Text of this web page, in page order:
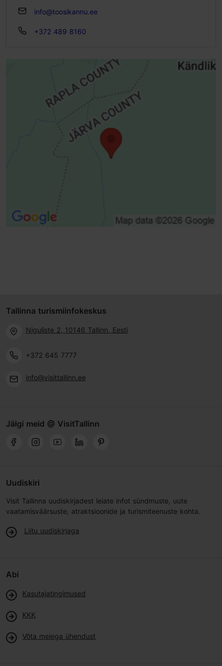
info@toosikannu.ee
+372 489 8160
Tallinna turismiinfokeskus
Niguliste 2, 10146 Tallinn, Eesti
+372 645 7777
info@visittallinn.ee
Jälgi meid @ VisitTallinn
Uudiskiri
Visit Tallinna uudiskirjadest leiate infot sündmuste, uute
vaatamisväärsuste, atraktsioonide ja turismiteenuste kohta.
Liitu uudiskirjaga
Abi
Kasutajatingimused
KKK
Võta meiega ühendust